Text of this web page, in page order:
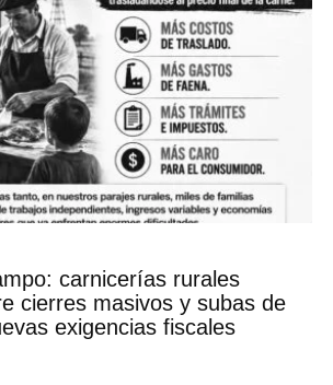
carnicerías rurales
cierres masivos y subas de
exigencias fiscales